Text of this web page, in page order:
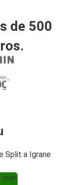
de 500
Split a Igrane